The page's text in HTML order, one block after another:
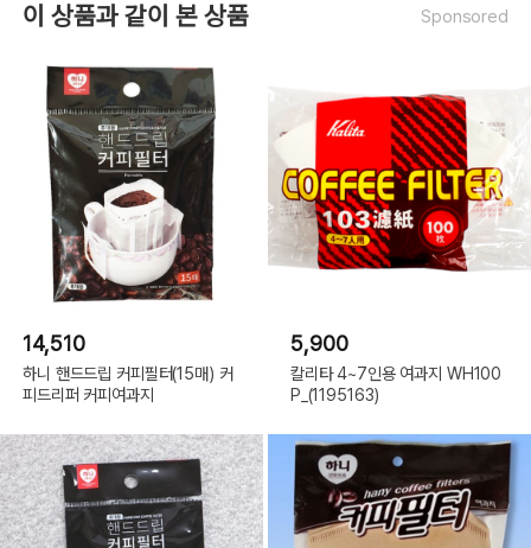
이 상품과 같이 본 상품 Sponsored
14,510
하니 핸드드립 커피필터(15매) 커
피드리퍼 커피여과지
5,900
칼리타 4~7인용 여과지 WH100
P_(1195163)